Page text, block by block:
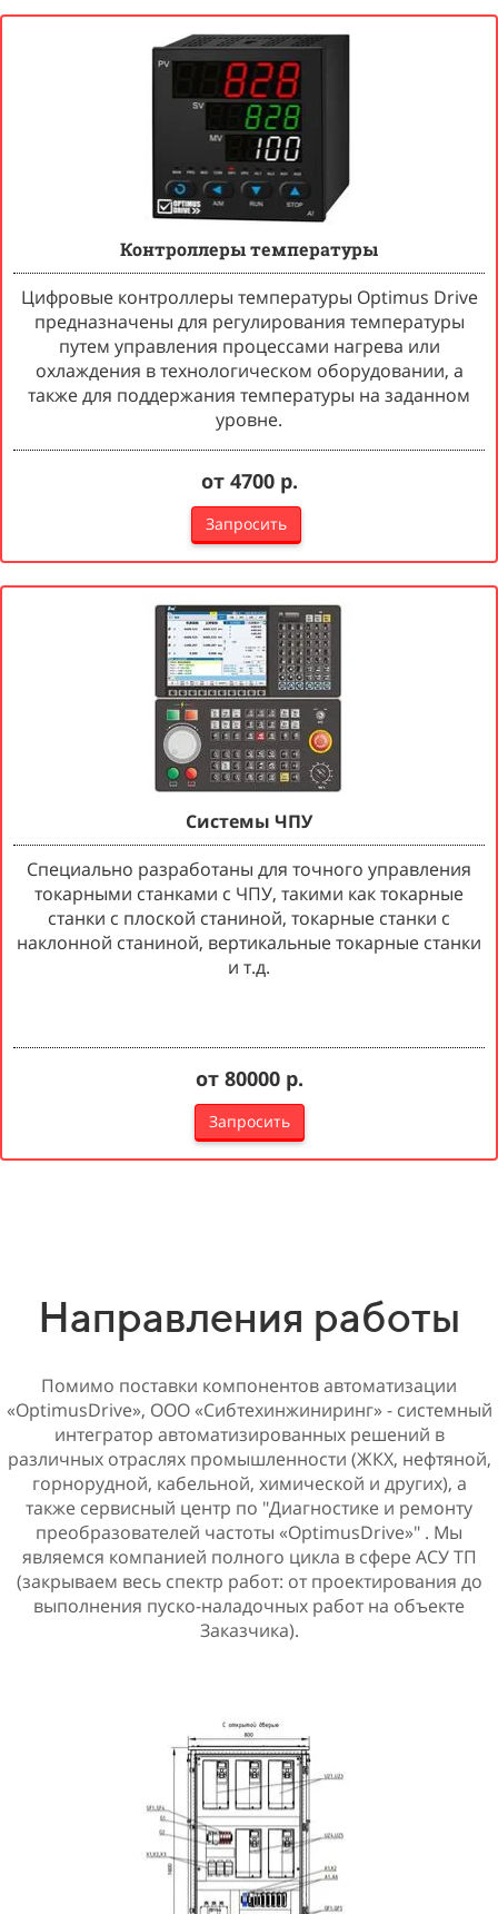
Контроллеры температуры
Цифровые контроллеры температуры Optimus Drive
предназначены для регулирования температуры
путем управления процессами нагрева или
охлаждения в технологическом оборудовании, а
также для поддержания температуры на заданном
уровне.
от 4700 р.
Запросить
Системы ЧПУ
Cпециально разработаны для точного управления
токарными станками с ЧПУ, такими как токарные
станки с плоской станиной, токарные станки с
наклонной станиной, вертикальные токарные станки
и т.д.
от 80000 р.
Запросить
Направления работы
Помимо поставки компонентов автоматизации
«OptimusDrive», ООО «Сибтехинжиниринг» - системный
интегратор автоматизированных решений в
различных отраслях промышленности (ЖКХ, нефтяной,
горнорудной, кабельной, химической и других), а
также сервисный центр по "Диагностике и ремонту
преобразователей частоты «OptimusDrive»" . Мы
являемся компанией полного цикла в сфере АСУ ТП
(закрываем весь спектр работ: от проектирования до
выполнения пуско-наладочных работ на объекте
Заказчика).